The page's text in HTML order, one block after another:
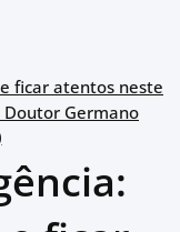
ficar atentos neste
Germano